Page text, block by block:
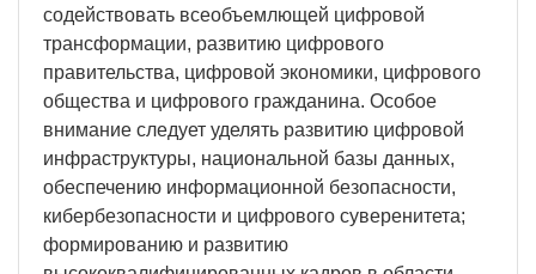
содействовать всеобъемлющей цифровой
трансформации, развитию цифрового
правительства, цифровой экономики, цифрового
общества и цифрового гражданина. Особое
внимание следует уделять развитию цифровой
инфраструктуры, национальной базы данных,
обеспечению информационной безопасности,
кибербезопасности и цифрового суверенитета;
формированию и развитию